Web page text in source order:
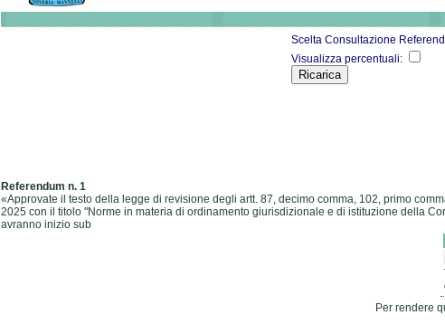
Scelta Consultazione
Visualizza percentuali:
Referendum n. 1
«Approvate il testo della legge di revisione degli artt. 87, decimo comma, 102, primo
2025 con il titolo "Norme in materia di ordinamento giurisdizionale e di istituzione della
avranno inizio sub
Per rendere